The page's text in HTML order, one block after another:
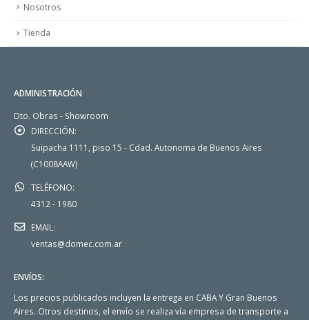
Nosotros
Tienda
ADMINISTRACIÓN
Dto. Obras - Showroom
DIRECCIÓN:
Suipacha 1111, piso 15 - Cdad. Autonoma de Buenos Aires
(C1008AAW)
TELÉFONO:
4312 - 1980
EMAIL:
ventas@domec.com.ar
ENVÍOS:
Los precios publicados incluyen la entrega en CABA Y Gran Buenos
Aires. Otros destinos, el envío se realiza vía empresa de transporte a